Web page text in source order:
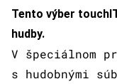
Tento výber
hudby.
V špeciálnom
s hudobnými